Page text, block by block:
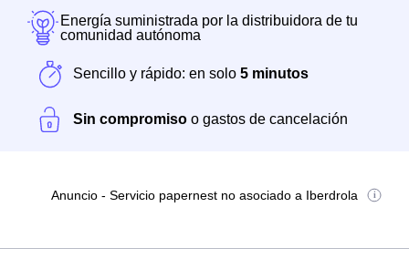
Energía suministrada por la distribuidora de tu
comunidad autónoma
Sencillo y rápido: en solo 5 minutos
Sin compromiso o gastos de cancelación
Anuncio - Servicio papernest no asociado a Iberdrola